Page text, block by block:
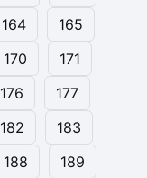
164
165
170
171
176
177
182
183
188
189